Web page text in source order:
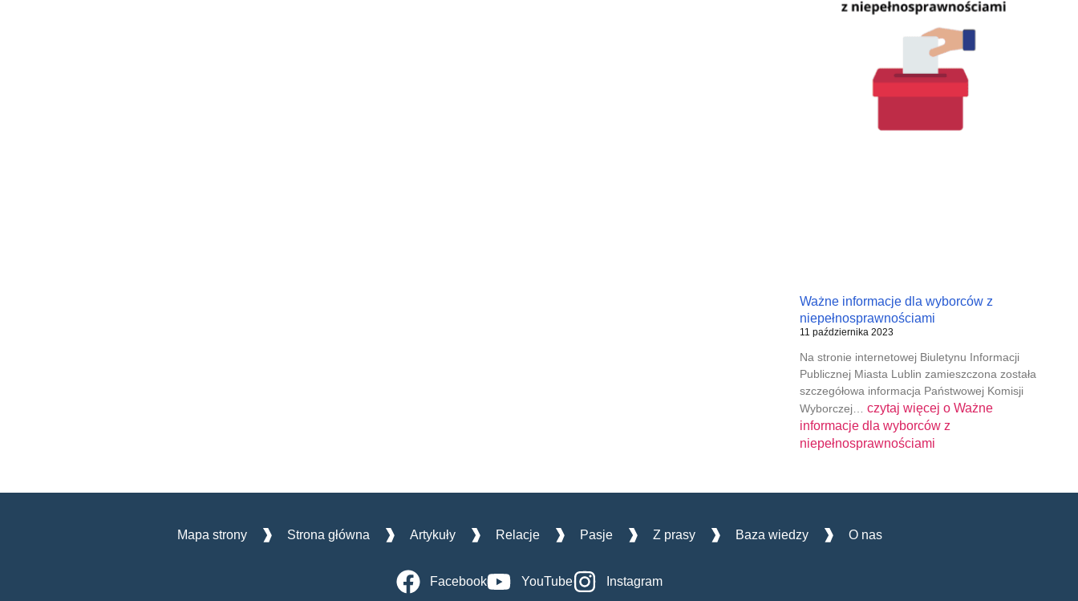
Ważne informacje dla wyborców z
niepełnosprawnościami
11 października 2023
Na stronie internetowej Biuletynu Informacji
Publicznej Miasta Lublin zamieszczona została
szczegółowa informacja Państwowej Komisji
Wyborczej… czytaj więcej oWażne
informacje dla wyborców z
niepełnosprawnościami
Mapa strony Strona główna Artykuły Relacje Pasje Z prasy Baza wiedzy O nas
Facebook YouTube Instagram